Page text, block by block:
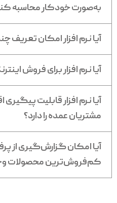
به‌صورت خودکار محاسبه
آیا نرم افزار امکان تعریف
آیا نرم افزار برای فروش
آیا نرم افزار قابلیت
مشتریان عمده را دارد؟
آیا امکان گزارش‌گیری از
کم‌فروش‌ترین محصولات